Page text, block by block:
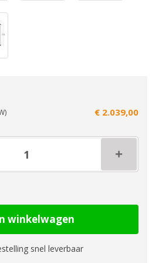
€ 2.039,00
winkelwagen
snel leverbaar